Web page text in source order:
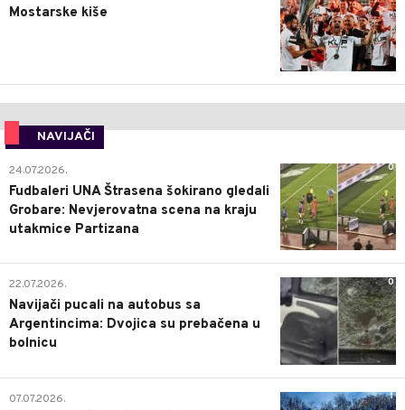
Mostarske kiše
NAVIJAČI
0
24.07.2026.
Fudbaleri UNA Štrasena šokirano gledali
Grobare: Nevjerovatna scena na kraju
utakmice Partizana
0
22.07.2026.
Navijači pucali na autobus sa
Argentincima: Dvojica su prebačena u
bolnicu
1
07.07.2026.